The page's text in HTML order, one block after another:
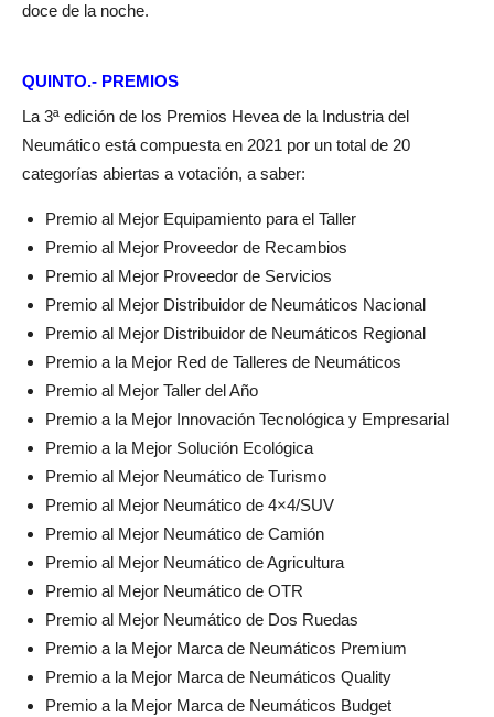
doce de la noche.
QUINTO.- PREMIOS
La 3ª edición de los Premios Hevea de la Industria del
Neumático está compuesta en 2021 por un total de 20
categorías abiertas a votación, a saber:
Premio al Mejor Equipamiento para el Taller
Premio al Mejor Proveedor de Recambios
Premio al Mejor Proveedor de Servicios
Premio al Mejor Distribuidor de Neumáticos Nacional
Premio al Mejor Distribuidor de Neumáticos Regional
Premio a la Mejor Red de Talleres de Neumáticos
Premio al Mejor Taller del Año
Premio a la Mejor Innovación Tecnológica y Empresarial
Premio a la Mejor Solución Ecológica
Premio al Mejor Neumático de Turismo
Premio al Mejor Neumático de 4×4/SUV
Premio al Mejor Neumático de Camión
Premio al Mejor Neumático de Agricultura
Premio al Mejor Neumático de OTR
Premio al Mejor Neumático de Dos Ruedas
Premio a la Mejor Marca de Neumáticos Premium
Premio a la Mejor Marca de Neumáticos Quality
Premio a la Mejor Marca de Neumáticos Budget